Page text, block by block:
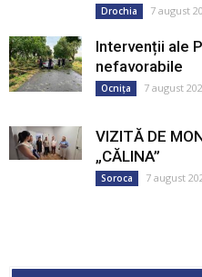
Drochia 7 august
Intervenții ale
nefavorabile
Ocnița 7 august
VIZITĂ DE
„CĂLINA”
Soroca 7 august